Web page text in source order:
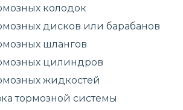
колодок
дисков или барабанов
шлангов
цилиндров
жидкостей
тормозной системы